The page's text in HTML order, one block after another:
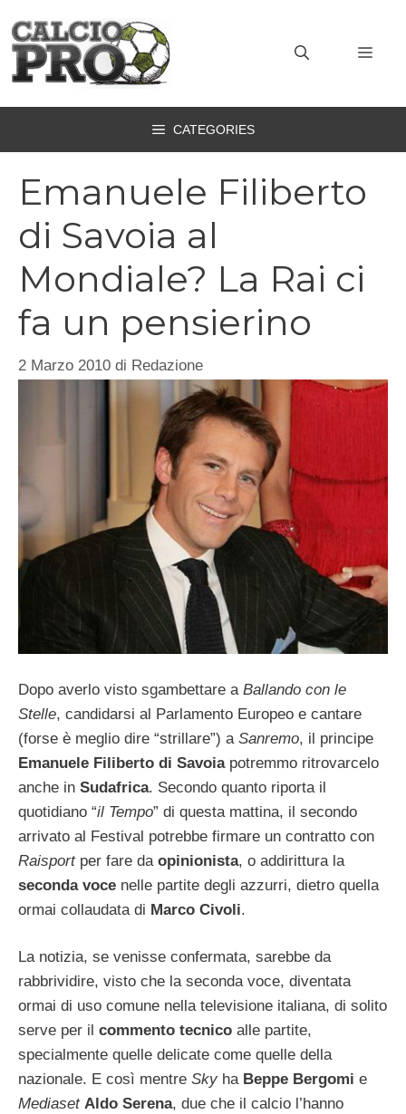
contenuto
CATEGORIES
Emanuele Filiberto
di Savoia al
Mondiale? La Rai ci
fa un pensierino
2 Marzo 2010 di Redazione
Dopo averlo visto sgambettare a Ballando con le
Stelle, candidarsi al Parlamento Europeo e cantare
(forse è meglio dire “strillare”) a Sanremo, il principe
Emanuele Filiberto di Savoiapotremmo ritrovarcelo
anche in Sudafrica. Secondo quanto riporta il
quotidiano “il Tempo” di questa mattina, il secondo
arrivato al Festival potrebbe firmare un contratto con
Raisport per fare da opinionista, o addirittura la
seconda voce nelle partite degli azzurri, dietro quella
ormai collaudata di Marco Civoli.
La notizia, se venisse confermata, sarebbe da
rabbrividire, visto che la seconda voce, diventata
ormai di uso comune nella televisione italiana, di solito
serve per il commento tecnico alle partite,
specialmente quelle delicate come quelle della
nazionale. E così mentre Sky ha Beppe Bergomi e
Mediaset Aldo Serena, due che il calcio l’hanno